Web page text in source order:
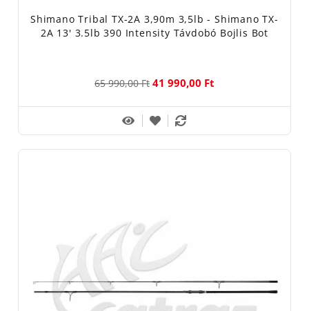
Shimano Tribal TX-2A 3,90m 3,5lb - Shimano TX-
2A 13' 3.5lb 390 Intensity Távdobó Bojlis Bot
65 990,00 Ft 41 990,00 Ft